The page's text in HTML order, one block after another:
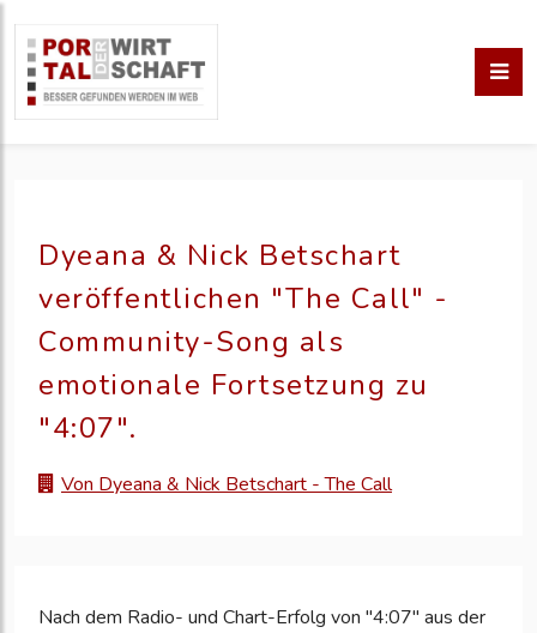
Dyeana & Nick Betschart
veröffentlichen "The Call" -
Community-Song als
emotionale Fortsetzung zu
"4:07".
Von Dyeana & Nick Betschart - The Call
Nach dem Radio- und Chart-Erfolg von "4:07" aus der